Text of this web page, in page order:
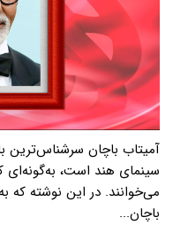
آمیتاب باچان سرشناس‌ترین
سینمای هند است، به‌گونه‌ای
می‌خوانند. در این نوشته که
باچان...